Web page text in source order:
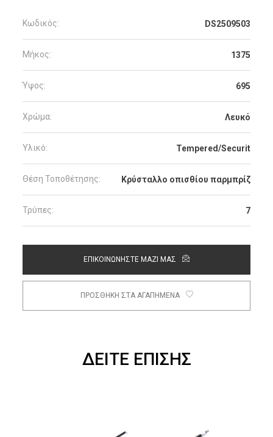
Κωδικός: DS2509503
Μήκος: 1375
Ύψος: 695
Χρώμα: Λευκό
Υλικό: Tempered/Securit
Θέση Τοποθέτησης: Κρύσταλλο οπισθίου παρμπρίζ
Τρύπες: 7
ΕΠΙΚΟΙΝΩΝΗΣΤΕ ΜΑΖΙ ΜΑΣ
ΠΡΟΣΘΗΚΗ ΣΤΑ ΑΓΑΠΗΜΕΝΑ
ΔΕΙΤΕ ΕΠΙΣΗΣ